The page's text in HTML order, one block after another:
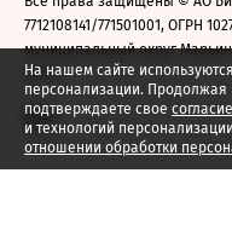
На нашем сайте
персонализации. Продолжая
подтверждаете свое согласие
и технологий
отношении обработки
7712108141/771501001, ОГРН
муниципальный округ
2026